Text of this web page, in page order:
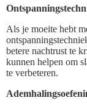
Als je moeite hebt
betere nachtrust te
kunnen helpen om
te verbeteren.